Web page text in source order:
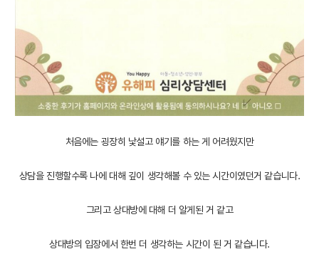
처음에는 굉장히 낯설고 얘기를 하는 게 어려웠지만
상담을 진행할수록 나에 대해 깊이 생각해볼 수 있는 시간이였던거 같습니다.
그리고 상대방에 대해 더 알게된 거 같고
상대방의 입장에서 한번 더 생각하는 시간이 된 거 같습니다.